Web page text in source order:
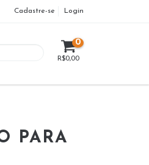
Cadastre-se Login
0
R$0,00
PARA